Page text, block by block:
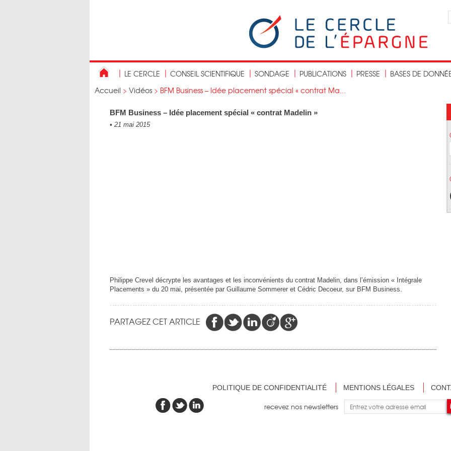
LE CERCLE CONSEIL SCIENTIFIQUE SONDAGE PUBLICATIONS PRESSE
BASES DE
Accueil > Vidéos > BFM Business – Idée placement spécial « contrat Ma...
BFM Business – Idée placement spécial « contrat Madelin »
• 21 mai 2015
Philippe Crevel décrypte les avantages et les inconvénients du contrat Madelin, dans l’émission « Intégrale
Placements » du 20 mai, présentée par Guillaume Sommerer et Cédric Decoeur, sur BFM Business.
PARTAGEZ CET ARTICLE
POLITIQUE DE CONFIDENTIALITÉ MENTIONS LÉGALES
recevez nos newsletters